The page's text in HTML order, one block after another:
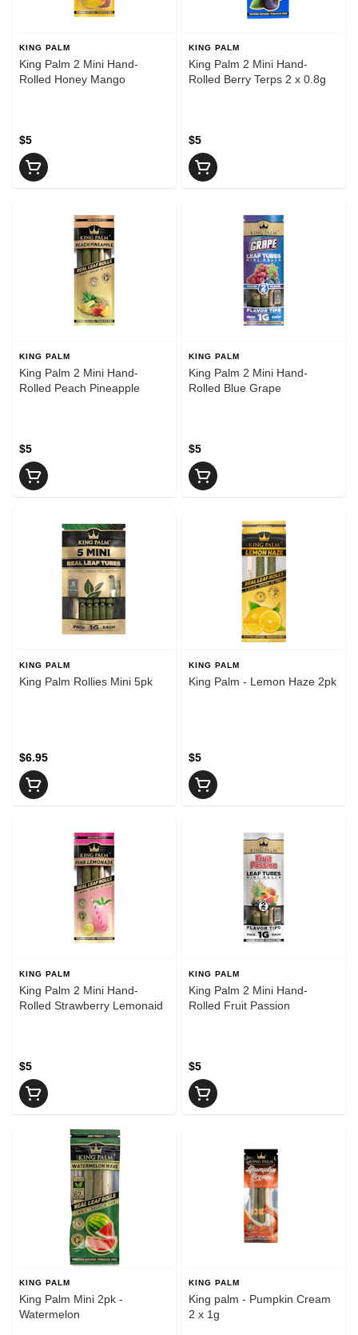
KING PALM
King Palm 2 Mini Hand-
Rolled Honey Mango
$5
KING PALM
King Palm 2 Mini Hand-
Rolled Berry Terps 2 x 0.8g
$5
KING PALM
King Palm 2 Mini Hand-
Rolled Peach Pineapple
$5
KING PALM
King Palm 2 Mini Hand-
Rolled Blue Grape
$5
KING PALM
King Palm Rollies Mini 5pk
$6.95
KING PALM
King Palm - Lemon Haze 2pk
$5
KING PALM
King Palm 2 Mini Hand-
Rolled Strawberry Lemonaid
$5
KING PALM
King Palm 2 Mini Hand-
Rolled Fruit Passion
$5
KING PALM
King Palm Mini 2pk -
Watermelon
KING PALM
King palm - Pumpkin Cream
2 x 1g